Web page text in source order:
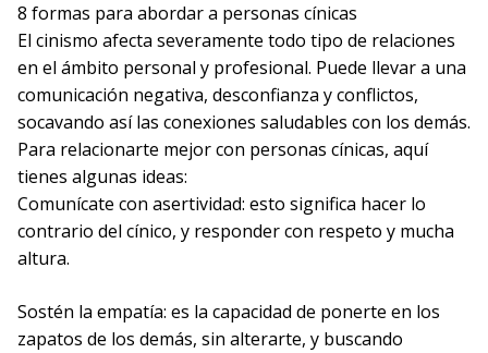
8 formas para abordar a personas cínicas
El cinismo afecta severamente todo tipo de relaciones
en el ámbito personal y profesional. Puede llevar a una
comunicación negativa, desconfianza y conflictos,
socavando así las conexiones saludables con los demás.
Para relacionarte mejor con personas cínicas, aquí
tienes algunas ideas:
Comunícate con asertividad: esto significa hacer lo
contrario del cínico, y responder con respeto y mucha
altura.
Sostén la empatía: es la capacidad de ponerte en los
zapatos de los demás, sin alterarte, y buscando